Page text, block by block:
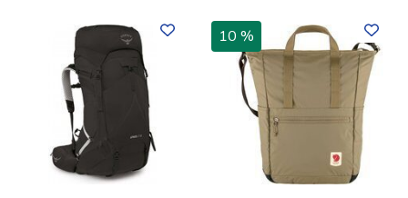
10 %